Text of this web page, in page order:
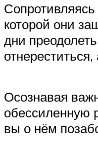
которой они
дни
Осознавая
обессиленную
вы о нём